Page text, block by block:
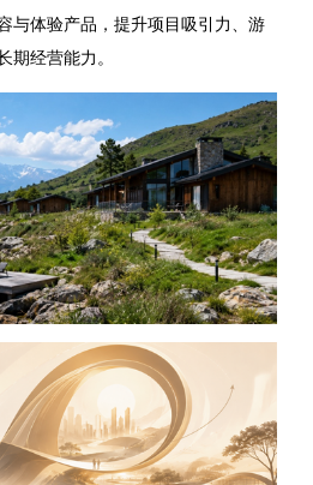
与体验产品，提升项目吸引力、游
期经营能力。